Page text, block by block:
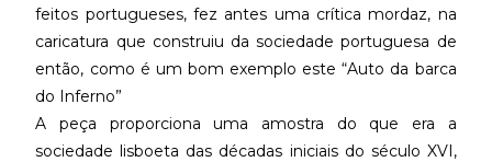
feitos portugueses, fez antes uma crítica mordaz, na
caricatura que construiu da sociedade portuguesa de
então, como é um bom exemplo este “Auto da barca
do Inferno”
A peça proporciona uma amostra do que era a
sociedade lisboeta das décadas iniciais do século XVI,